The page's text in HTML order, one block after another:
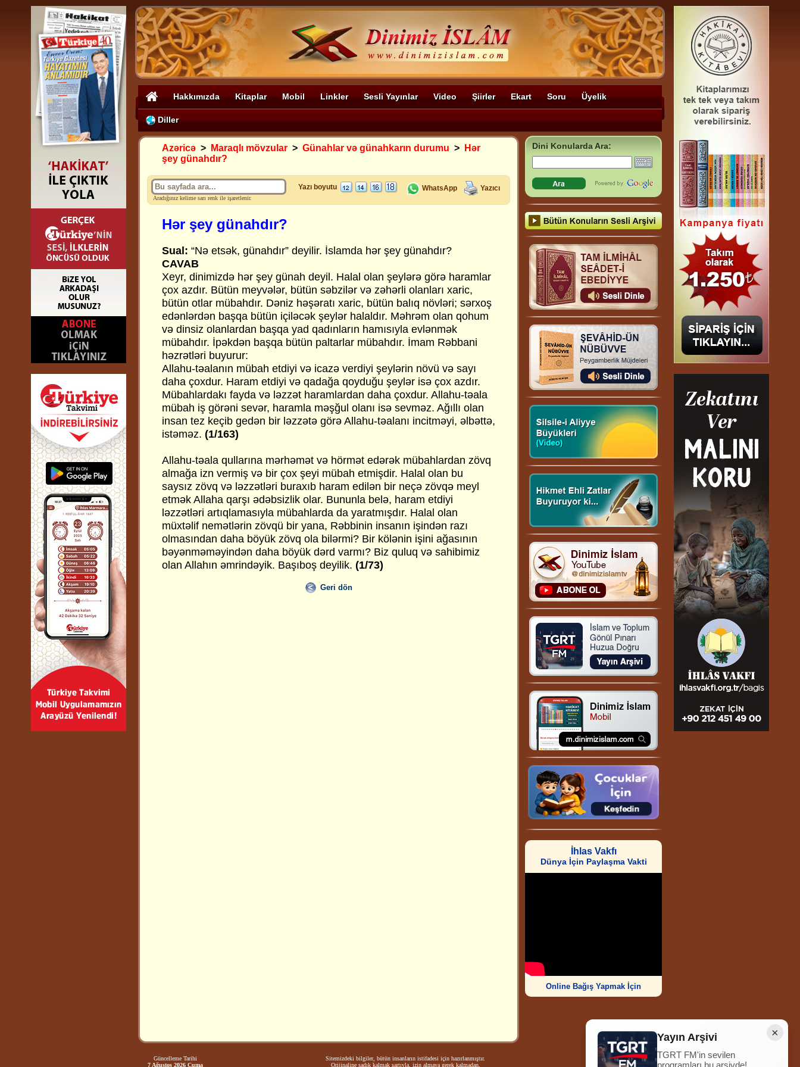
Hakkımızda Kitaplar Mobil Linkler Sesli Yayınlar Video Şiirler Ekart Soru Üyelik
Diller
Azəricə > Maraqlı mövzular > Günahlar və günahkarın durumu >
Hər
şey günahdır?
Aradığınız kelime sarı renk ile işaretlenir.
Yazı boyutu WhatsApp Yazıcı
Hər şey günahdır?
Sual: “Nə etsək, günahdır” deyilir. İslamda hər şey günahdır?
CAVAB
Xeyr, dinimizdə hər şey günah deyil. Halal olan şeylərə görə haramlar
çox azdır. Bütün meyvələr, bütün səbzilər və zəhərli olanları xaric,
bütün otlar mübahdır. Dəniz həşəratı xaric, bütün balıq növləri; sərxoş
edənlərdən başqa bütün içiləcək şeylər halaldır. Məhrəm olan qohum
və dinsiz olanlardan başqa yad qadınların hamısıyla evlənmək
mübahdır. İpəkdən başqa bütün paltarlar mübahdır. İmam Rəbbani
həzrətləri buyurur:
Allahu-təalanın mübah etdiyi və icazə verdiyi şeylərin növü və sayı
daha çoxdur. Haram etdiyi və qadağa qoyduğu şeylər isə çox azdır.
Mübahlardakı fayda və ləzzət haramlardan daha çoxdur. Allahu-təala
mübah iş görəni sevər, haramla məşğul olanı isə sevməz. Ağıllı olan
insan tez keçib gedən bir ləzzətə görə Allahu-təalanı incitməyi, əlbəttə,
istəməz. (1/163)
Allahu-təala qullarına mərhəmət və hörmət edərək mübahlardan zövq
almağa izn vermiş və bir çox şeyi mübah etmişdir. Halal olan bu
saysız zövq və ləzzətləri buraxıb haram edilən bir neçə zövqə meyl
etmək Allaha qarşı ədəbsizlik olar. Bununla belə, haram etdiyi
ləzzətləri artıqlamasıyla mübahlarda da yaratmışdır. Halal olan
müxtəlif nemətlərin zövqü bir yana, Rəbbinin insanın işindən razı
olmasından daha böyük zövq ola bilərmi? Bir kölənin işini ağasının
bəyənməməyindən daha böyük dərd varmı? Biz quluq və sahibimiz
olan Allahın əmrindəyik. Başıboş deyilik. (1/73)
Geri dön
Dini Konularda Ara:
İhlas Vakfı
Dünya İçin Paylaşma Vakti
Online Bağış Yapmak İçin
Güncelleme Tarihi
7 Ağustos 2026 Cuma
Sitemizdeki bilgiler, bütün insanların istifadesi için hazırlanmıştır.
Orijinaline sadık kalmak şartıyla, izin almaya gerek kalmadan,
Ziyaretçi Sayısı
252.009.043
×
Yayın Arşivi
TGRT FM'in sevilen
programları bu arşivde!